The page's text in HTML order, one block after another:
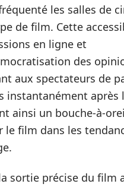
les salles de
de film. Cette
en ligne et
des
aux spectateurs de
instantanément après
ainsi un bouche-à-
le film dans les
sortie précise du film